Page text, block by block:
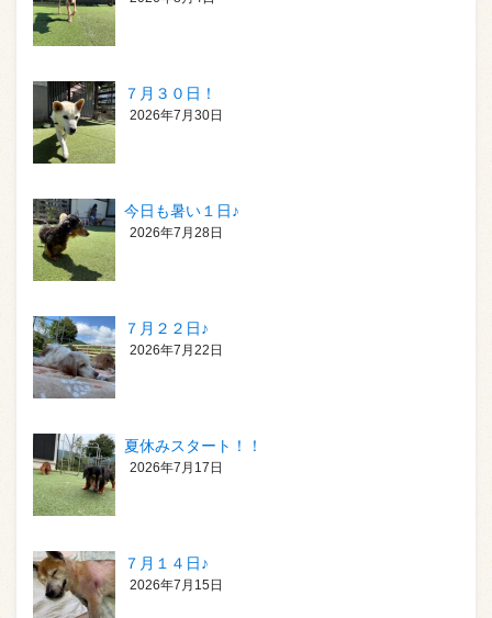
７月３０日！
2026年7月30日
今日も暑い１日♪
2026年7月28日
７月２２日♪
2026年7月22日
夏休みスタート！！
2026年7月17日
７月１４日♪
2026年7月15日